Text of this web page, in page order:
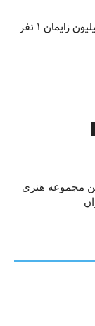
به گفته پزشکان متخصص زنان و زایمان از هر ۱ میلیون زایمان ۱ نفر
مجموعه هنری